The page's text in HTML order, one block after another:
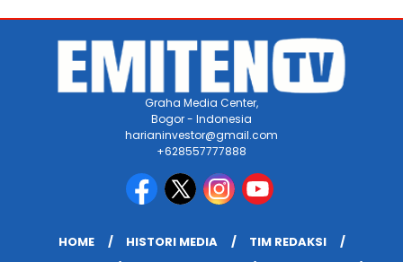
Graha Media Center,
Bogor - Indonesia
harianinvestor@gmail.com
+628557777888
HOME HISTORI MEDIA
TIM REDAKSI